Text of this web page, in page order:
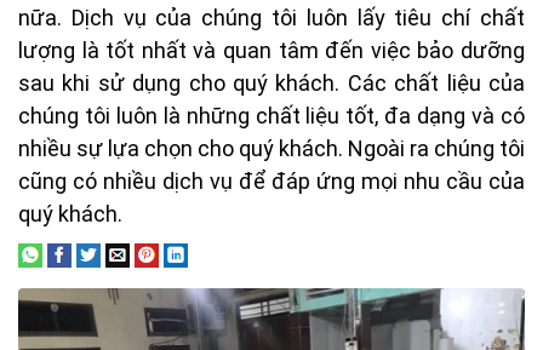
nữa. Dịch vụ của chúng tôi luôn lấy tiêu chí chất
lượng là tốt nhất và quan tâm đến việc bảo dưỡng
sau khi sử dụng cho quý khách. Các chất liệu của
chúng tôi luôn là những chất liệu tốt, đa dạng và có
nhiều sự lựa chọn cho quý khách. Ngoài ra chúng tôi
cũng có nhiều dịch vụ để đáp ứng mọi nhu cầu của
quý khách.